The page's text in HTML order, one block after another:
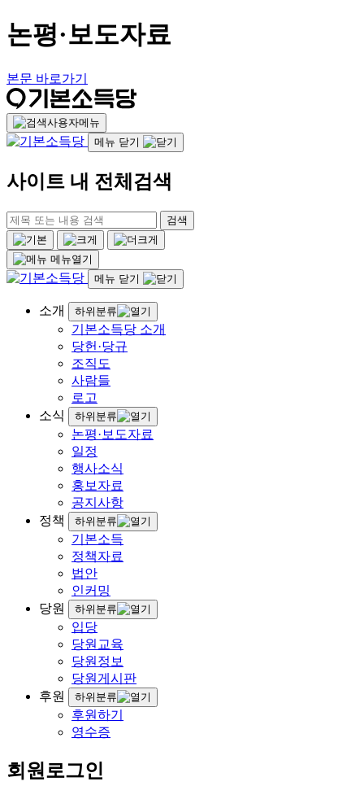
논평·보도자료
본문 바로가기
사용자메뉴
메뉴 닫기
사이트 내 전체검색
검색
메뉴열기
메뉴 닫기
소개 하위분류
기본소득당 소개
당헌·당규
조직도
사람들
로고
소식
하위분류
논평·보도자료
일정
행사소식
홍보자료
공지사항
정책
하위분류
기본소득
정책자료
법안
인커밍
당원
하위분류
입당
당원교육
당원정보
당원게시판
후원
하위분류
후원하기
영수증
회원로그인